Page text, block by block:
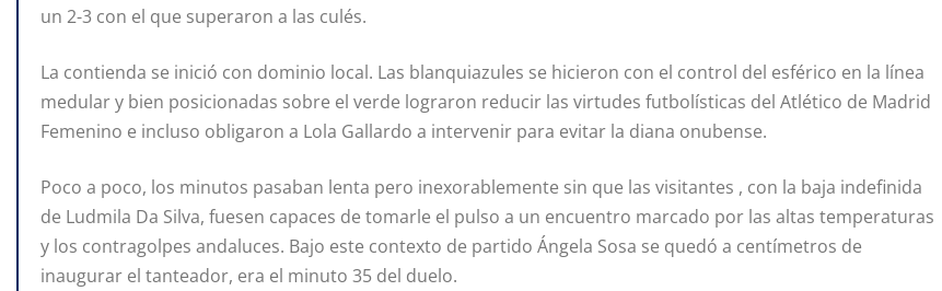
un 2-3 con el que superaron a las culés.
La contienda se inició con dominio local. Las blanquiazules se hicieron con el control del esférico en la línea
medular y bien posicionadas sobre el verde lograron reducir las virtudes futbolísticas del Atlético de Madrid
Femenino e incluso obligaron a Lola Gallardo a intervenir para evitar la diana onubense.
Poco a poco, los minutos pasaban lenta pero inexorablemente sin que las visitantes , con la baja indefinida
de Ludmila Da Silva, fuesen capaces de tomarle el pulso a un encuentro marcado por las altas temperaturas
y los contragolpes andaluces. Bajo este contexto de partido Ángela Sosa se quedó a centímetros de
inaugurar el tanteador, era el minuto 35 del duelo.